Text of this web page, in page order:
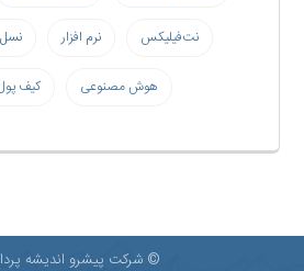
نت‌فیلیکس نرم افزار نسل ۵ شبکه ارتباطات
هوش مصنوعی کیف
© شرکت پیشرو اندیشه